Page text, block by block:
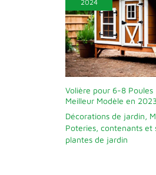
2024
Volière pour 6-8 Poules
Meilleur Modèle en 2023
Décorations de jardin,
Poteries, contenants et
plantes de jardin